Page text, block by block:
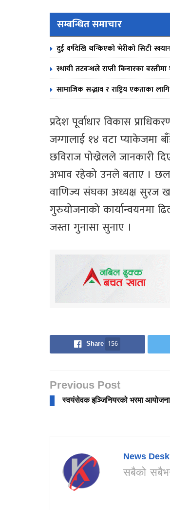
सम्बन्धित समाचार
दुई वर्षदेखि थन्किएको भेरीको सिटी
स्थायी तटबन्धले राप्ती किनारका बस्तीमा
सामाजिक सद्भाव र राष्ट्रिय एकताका
प्रदेश पूर्वाधार विकास
जग्गालाई १४ वटा प्याकेजमा
छविराज पोख्रेलले जानकारी
अभाव रहेको उनले बताए ।
वाणिज्य संघका अध्यक्ष सुरज
गुरुयोजनाको कार्यान्वयनमा
जस्ता गुनासा सुनाए ।
Share 156
Previous Post
स्वयंसेवक इञ्जिनियरको भरमा आयोजना
News Desk
सबैको